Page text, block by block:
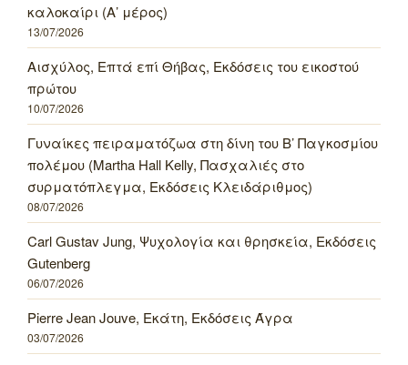
καλοκαίρι (Α’ μέρος)
13/07/2026
Αισχύλος, Επτά επί Θήβας, Εκδόσεις του εικοστού
πρώτου
10/07/2026
Γυναίκες πειραματόζωα στη δίνη του Β’ Παγκοσμίου
πολέμου (Martha Hall Kelly, Πασχαλιές στο
συρματόπλεγμα, Εκδόσεις Κλειδάριθμος)
08/07/2026
Carl Gustav Jung, Ψυχολογία και θρησκεία, Εκδόσεις
Gutenberg
06/07/2026
Pierre Jean Jouve, Εκάτη, Εκδόσεις Άγρα
03/07/2026